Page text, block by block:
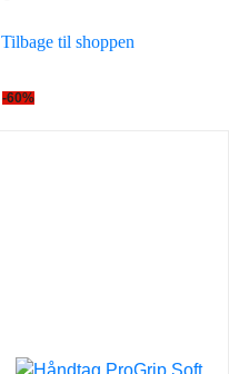
Tilbage til shoppen
-60%